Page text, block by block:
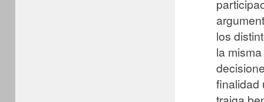
los
la
finalidad